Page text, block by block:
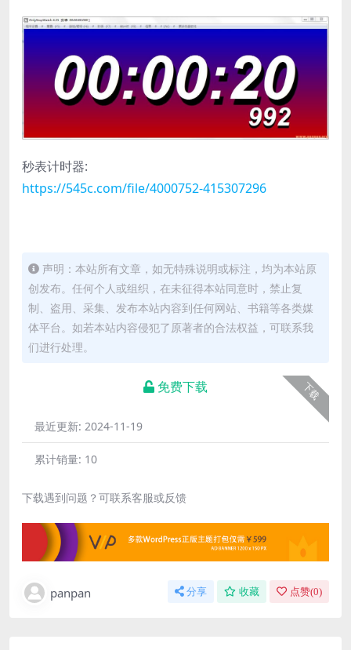
秒表计时器:
https://545c.com/file/4000752-415307296
声明：本站所有文章，如无特殊说明或标注，均为本站原
创发布。任何个人或组织，在未征得本站同意时，禁止复
制、盗用、采集、发布本站内容到任何网站、书籍等各类媒
体平台。如若本站内容侵犯了原著者的合法权益，可联系我
们进行处理。
下载
免费下载
最近更新: 2024-11-19
累计销量: 10
下载遇到问题？可联系客服或反馈
panpan 分享 收藏 点赞(0)